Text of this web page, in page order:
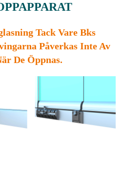
Tack Vare Bks
Påverkas Inte Av
De Öppnas.